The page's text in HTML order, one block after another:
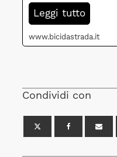
Leggi tutto
www.bicidastrada.it
Condividi con